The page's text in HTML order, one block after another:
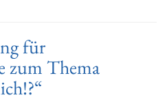
für
zum Thema